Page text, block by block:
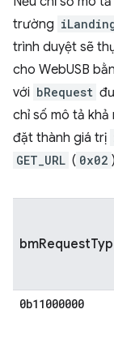
trường
trình duyệt sẽ
cho WebUSB
với bRequest
chỉ số mô tả khả
đặt thành giá trị
GET_URL ( 0x02
0b11000000